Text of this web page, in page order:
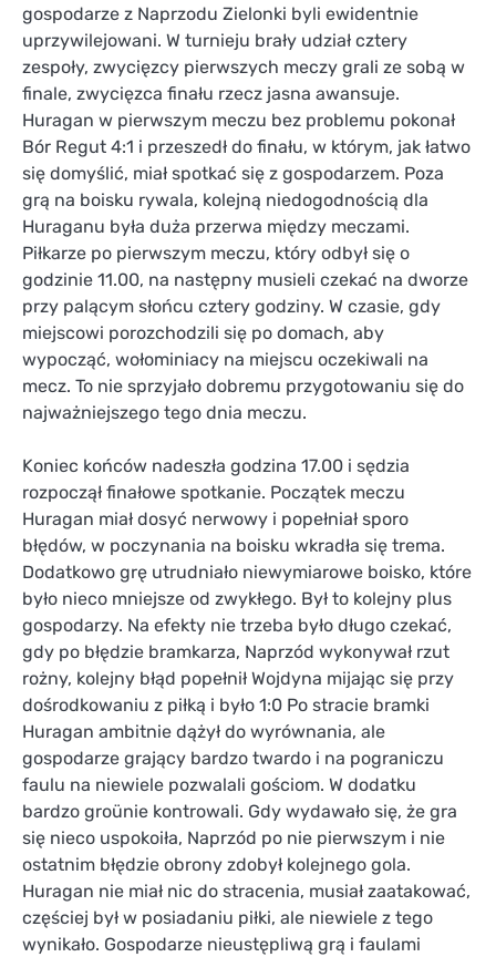
gospodarze z Naprzodu Zielonki byli ewidentnie
uprzywilejowani. W turnieju brały udział cztery
zespoły, zwycięzcy pierwszych meczy grali ze sobą w
finale, zwycięzca finału rzecz jasna awansuje.
Huragan w pierwszym meczu bez problemu pokonał
Bór Regut 4:1 i przeszedł do finału, w którym, jak łatwo
się domyślić, miał spotkać się z gospodarzem. Poza
grą na boisku rywala, kolejną niedogodnością dla
Huraganu była duża przerwa między meczami.
Piłkarze po pierwszym meczu, który odbył się o
godzinie 11.00, na następny musieli czekać na dworze
przy palącym słońcu cztery godziny. W czasie, gdy
miejscowi porozchodzili się po domach, aby
wypocząć, wołominiacy na miejscu oczekiwali na
mecz. To nie sprzyjało dobremu przygotowaniu się do
najważniejszego tego dnia meczu.
Koniec końców nadeszła godzina 17.00 i sędzia
rozpoczął finałowe spotkanie. Początek meczu
Huragan miał dosyć nerwowy i popełniał sporo
błędów, w poczynania na boisku wkradła się trema.
Dodatkowo grę utrudniało niewymiarowe boisko, które
było nieco mniejsze od zwykłego. Był to kolejny plus
gospodarzy. Na efekty nie trzeba było długo czekać,
gdy po błędzie bramkarza, Naprzód wykonywał rzut
rożny, kolejny błąd popełnił Wojdyna mijając się przy
dośrodkowaniu z piłką i było 1:0 Po stracie bramki
Huragan ambitnie dążył do wyrównania, ale
gospodarze grający bardzo twardo i na pograniczu
faulu na niewiele pozwalali gościom. W dodatku
bardzo groünie kontrowali. Gdy wydawało się, że gra
się nieco uspokoiła, Naprzód po nie pierwszym i nie
ostatnim błędzie obrony zdobył kolejnego gola.
Huragan nie miał nic do stracenia, musiał zaatakować,
częściej był w posiadaniu piłki, ale niewiele z tego
wynikało. Gospodarze nieustępliwą grą i faulami